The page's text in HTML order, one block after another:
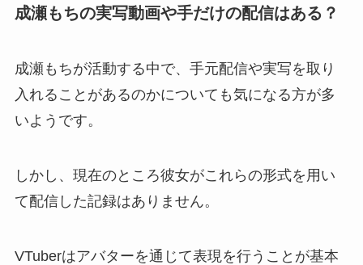
成瀬もちの実写動画や手だけの配信はある？
成瀬もちが活動する中で、手元配信や実写を取り
入れることがあるのかについても気になる方が多
いようです。
しかし、現在のところ彼女がこれらの形式を用い
て配信した記録はありません。
VTuberはアバターを通じて表現を行うことが基本